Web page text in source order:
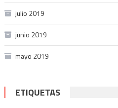
julio 2019
junio 2019
mayo 2019
ETIQUETAS